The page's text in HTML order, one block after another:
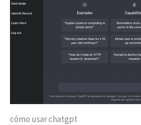
cómo usar chatgpt